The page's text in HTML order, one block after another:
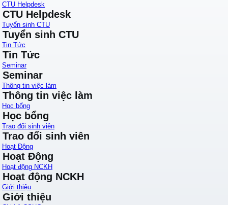
CTU Helpdesk
CTU Helpdesk
Tuyển sinh CTU
Tuyển sinh CTU
Tin Tức
Tin Tức
Seminar
Seminar
Thông tin việc làm
Thông tin việc làm
Học bổng
Học bổng
Trao đổi sinh viên
Trao đổi sinh viên
Hoạt Động
Hoạt Động
Hoạt động NCKH
Hoạt động NCKH
Giới thiệu
Giới thiệu